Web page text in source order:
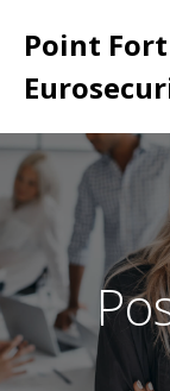
Point